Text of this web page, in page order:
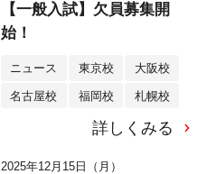
【一般入試】欠員募集開
始！
ニュース 東京校 大阪校
名古屋校 福岡校 札幌校
詳しくみる
2025年12月15日（月）